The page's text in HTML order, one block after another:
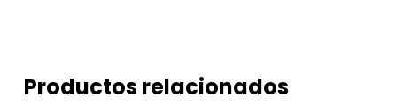
Productos relacionados